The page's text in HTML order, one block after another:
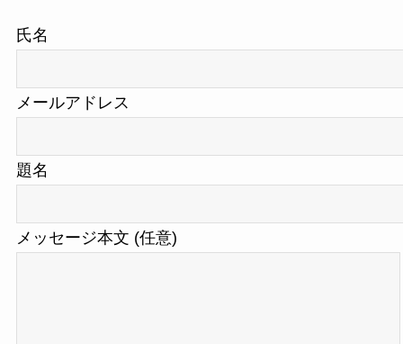
氏名
メールアドレス
題名
メッセージ本文 (任意)